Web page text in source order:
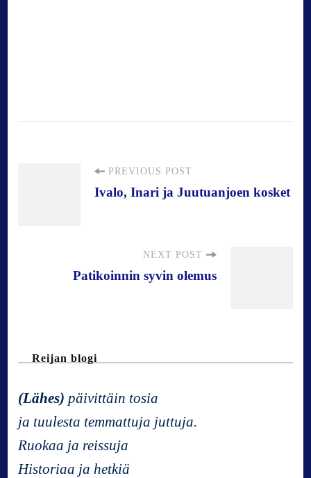
v
i
PREVIOUS POST
Ivalo, Inari ja Juutuanjoen kosket
NEXT POST
Patikoinnin syvin olemus
Reijan blogi
(Lähes) päivittäin tosia
ja tuulesta temmattuja juttuja.
Ruokaa ja reissuja
Historiaa ja hetkiä